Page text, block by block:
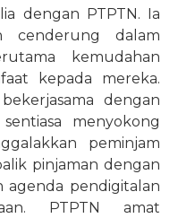
dengan PTPTN. Ia
cenderung dalam
kemudahan
kepada mereka.
dengan
menyokong
peminjam
pinjaman dengan
agenda pendigitalan
PTPTN amat